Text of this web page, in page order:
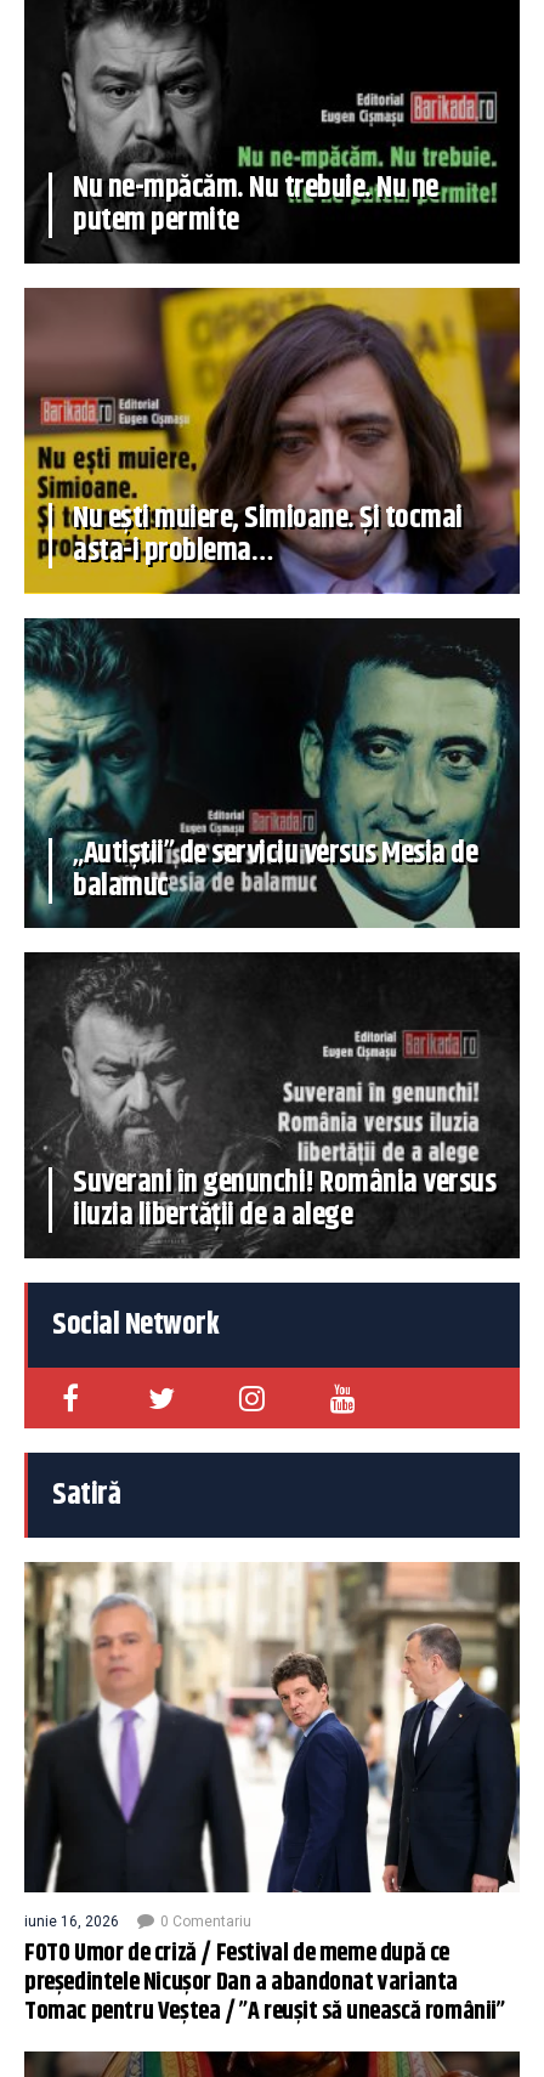
Nu ne-mpăcăm. Nu trebuie. Nu ne
putem permite
Nu ești muiere, Simioane. Și tocmai
asta-i problema…
„Autiștii” de serviciu versus Mesia de
balamuc
Suverani în genunchi! România versus
iluzia libertății de a alege
Social Network
Satiră
iunie 16, 2026 0 Comentariu
FOTO Umor de criză / Festival de meme după ce
președintele Nicușor Dan a abandonat varianta
Tomac pentru Veștea / ”A reușit să unească românii”